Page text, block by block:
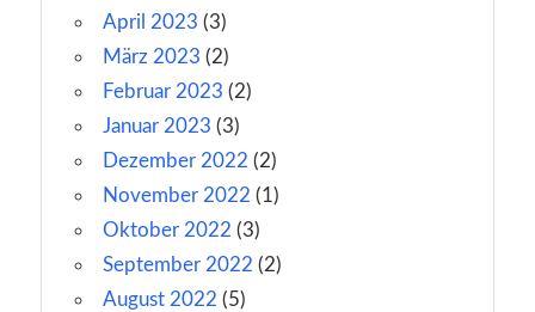
April 2023 (3)
März 2023 (2)
Februar 2023 (2)
Januar 2023 (3)
Dezember 2022 (2)
November 2022 (1)
Oktober 2022 (3)
September 2022 (2)
August 2022 (5)